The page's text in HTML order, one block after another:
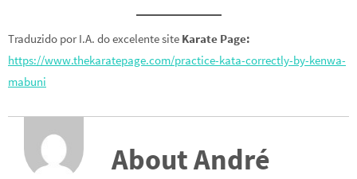
Traduzido por I.A. do excelente site Karate Page:
https://www.thekaratepage.com/practice-kata-correctly-by-kenwa-
mabuni
About André